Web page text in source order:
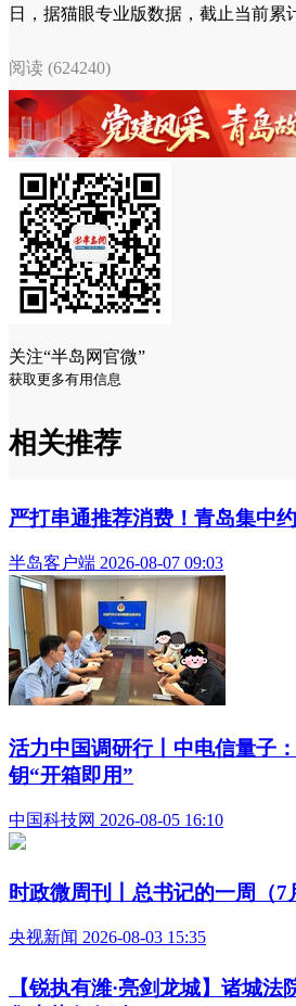
日，据猫眼专业版数据，截止当前累
阅读 (624240)
关注“半岛网官微”
获取更多有用信息
相关推荐
严打串通推荐消费！青岛集中
半岛客户端 2026-08-07 09:03
活力中国调研行丨中电信量子
钥“开箱即用”
中国科技网 2026-08-05 16:10
时政微周刊丨总书记的一周（7
央视新闻 2026-08-03 15:35
【锐执有潍·亮剑龙城】诸城法